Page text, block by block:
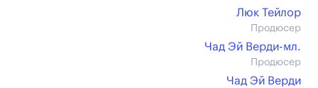
Люк Тейлор
Продюсер
Чад Эй Верди-мл.
Продюсер
Чад Эй Верди